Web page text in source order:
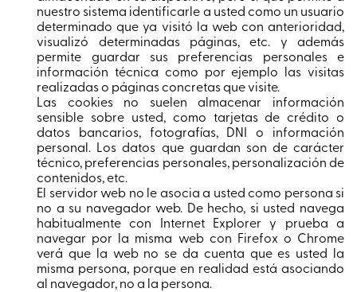
nuestro sistema identificarle a usted como un usuario
determinado que ya visitó la web con anterioridad,
visualizó determinadas páginas, etc. y además
permite guardar sus preferencias personales e
información técnica como por ejemplo las visitas
realizadas o páginas concretas que visite.
Las cookies no suelen almacenar información
sensible sobre usted, como tarjetas de crédito o
datos bancarios, fotografías, DNI o información
personal. Los datos que guardan son de carácter
técnico, preferencias personales, personalización de
contenidos, etc.
El servidor web no le asocia a usted como persona si
no a su navegador web. De hecho, si usted navega
habitualmente con Internet Explorer y prueba a
navegar por la misma web con Firefox o Chrome
verá que la web no se da cuenta que es usted la
misma persona, porque en realidad está asociando
al navegador, no a la persona.